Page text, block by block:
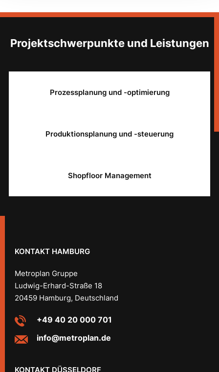
Projektschwerpunkte und Leistungen
Prozessplanung und -optimierung
Produktionsplanung und -steuerung
Shopfloor Management
KONTAKT HAMBURG
Metroplan Gruppe
Ludwig-Erhard-Straße 18
20459 Hamburg, Deutschland
+49 40 20 000 701
info@metroplan.de
KONTAKT DÜSSELDORF